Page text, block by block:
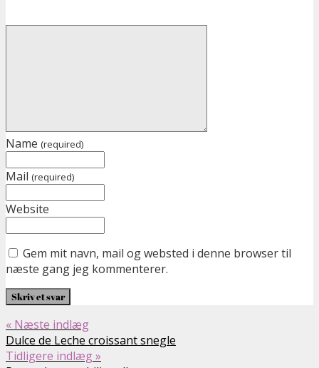
Name (required)
Mail (required)
Website
Gem mit navn, mail og websted i denne browser til
næste gang jeg kommenterer.
« Næste indlæg
Dulce de Leche croissant snegle
Tidligere indlæg »